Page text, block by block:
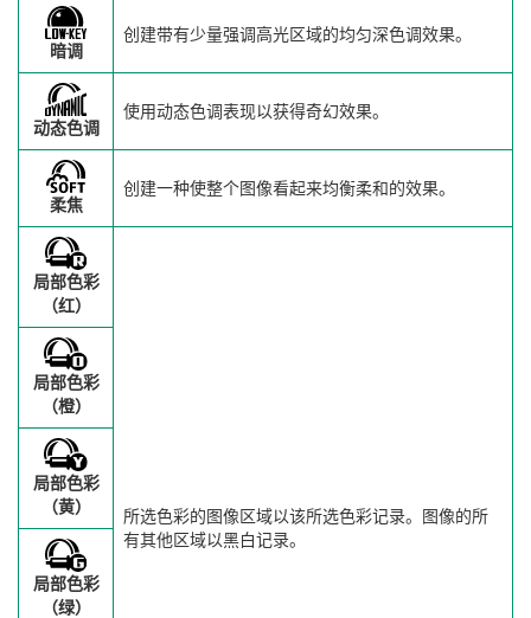
暗调
创建带有少量强调高光区域的均匀深色调效果。
动态色调
使用动态色调表现以获得奇幻效果。
柔焦
创建一种使整个图像看起来均衡柔和的效果。
局部色彩
（红）
所选色彩的图像区域以该所选色彩记录。图像的所
有其他区域以黑白记录。
局部色彩
（橙）
局部色彩
（黄）
局部色彩
（绿）